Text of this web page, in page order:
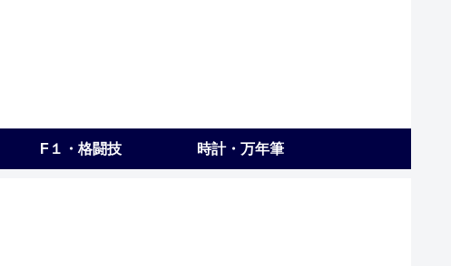
F１・格闘技 時計・万年筆